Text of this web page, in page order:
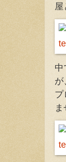
中
が
プ
ま